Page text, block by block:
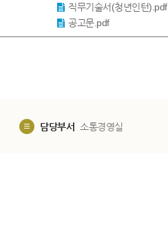
직무기술서(청년인턴).pdf
공고문.pdf
담당부서 소통경영실